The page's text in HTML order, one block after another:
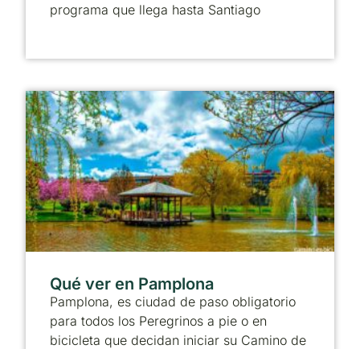
programa que llega hasta Santiago
Qué ver en Pamplona
Pamplona, es ciudad de paso obligatorio
para todos los Peregrinos a pie o en
bicicleta que decidan iniciar su Camino de